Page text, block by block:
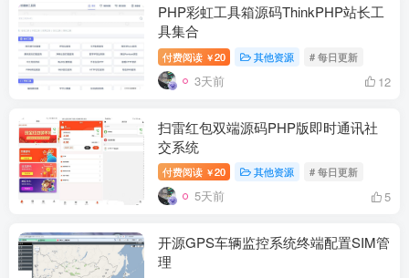
PHP彩虹工具箱源码ThinkPHP站长工
具集合
付费阅读 ￥20 其他资源 # 每日更新
3天前 12
扫雷红包双端源码PHP版即时通讯社
交系统
付费阅读 ￥20 其他资源 # 每日更新
5天前 5
开源GPS车辆监控系统终端配置SIM管
理